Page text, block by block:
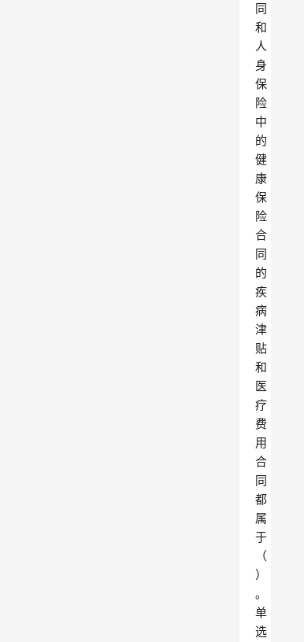
同
和
人
身
保
险
中
的
健
康
保
险
合
同
的
疾
病
津
贴
和
医
疗
费
用
合
同
都
属
于
（
）
。
单
选